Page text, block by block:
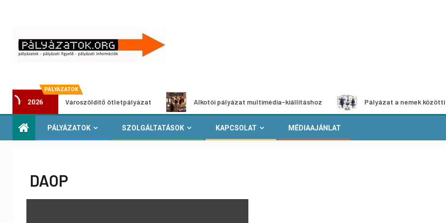
PÁLYÁZATOK
2026
Városzöldítő ötletpályázat Alkotói pályázat multimédia-kiállításhoz Pályázat a nemek közötti
PÁLYÁZATOK SZOLGÁLTATÁSOK KAPCSOLAT MÉDIAAJÁNLAT
DAOP